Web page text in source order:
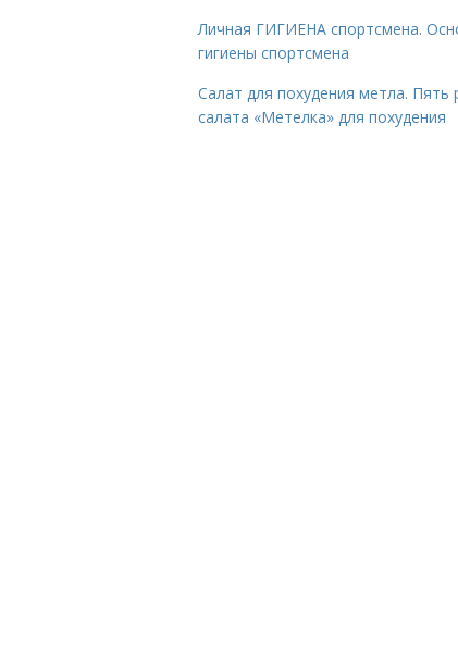
Личная ГИГИЕНА спортсмена.
гигиены спортсмена
Салат для похудения метла. Пять
салата «Метелка» для похудения